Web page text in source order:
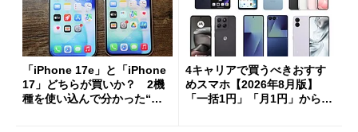
「iPhone 17e」と「iPhone
17」どちらが買いか？ 2機
種を使い込んで分かった“ス
4キャリアで買うべきおすす
めスマホ【2026年8月版】
「一括1円」「月1円」からお